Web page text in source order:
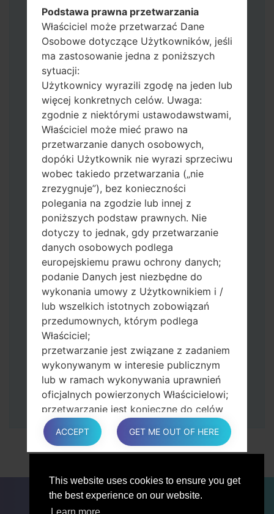
This website uses cookies to ensure you get
the best experience on our website.
zachować wszystkie swoje dane i aplikacje.
Teraz wyłącz swój telefon i przejdź do
trybu pobierania. Jak wykonać wszystkie
metody:
Naciśnij i przytrzymaj klawisz zasilania,
przycisk zwiększania głośności i klawisz
Bixby.
Naciśnij i przytrzymaj klawisze
zwiększania i zmniejszania głośności,
następnie podłącz kabel USB.
Naciśnij i przytrzymaj klawisz zasilania,
przycisk zmniejszania głośności i klawisz
strony domowej.
Podłącz kabel USB, a następnie naciśnij i
przytrzymaj przycisk Bixby i klawisz
zmniejszania głośności.
Naciśnij i przytrzymaj klawisz zasilania i
przycisk zwiększania głośności.
Następnie podłącz urządzenie do
komputera, Odin powinien wykryć
telefon, a na ekranie pojawi się numer
portu COM.
Podaj tylko czas przywracania ustawień
fabrycznych i automatycznego
ponownego uruchamiania.
Na koniec naciśnij klawisz Start. Twój
telefon uruchomi się ponownie i odłączy
się od komputera.
PORÓWNAJ
Podstawa prawna przetwarzania
Właściciel może przetwarzać Dane
Osobowe dotyczące Użytkowników, jeśli
ma zastosowanie jedna z poniższych
sytuacji:
Użytkownicy wyrazili zgodę na jeden lub
więcej konkretnych celów. Uwaga:
zgodnie z niektórymi ustawodawstwami,
Właściciel może mieć prawo na
przetwarzanie danych osobowych,
dopóki Użytkownik nie wyrazi sprzeciwu
wobec takiedo przetwarzania („nie
zrezygnuje”), bez konieczności
polegania na zgodzie lub innej z
poniższych podstaw prawnych. Nie
dotyczy to jednak, gdy przetwarzanie
danych osobowych podlega
europejskiemu prawu ochrony danych;
podanie Danych jest niezbędne do
wykonania umowy z Użytkownikiem i /
lub wszelkich istotnych zobowiązań
przedumownych, którym podlega
Właściciel;
przetwarzanie jest związane z zadaniem
wykonywanym w interesie publicznym
lub w ramach wykonywania uprawnień
oficjalnych powierzonych Właścicielowi;
przetwarzanie jest konieczne do celów
zgodnych z prawem interesów
prowadzonej przez właściciela lub
osobę trzecią.
przyjemnością pomoże wyjaśnić
konkretną podstawę prawną, która ma
ACCEPT GET ME OUT OF HERE